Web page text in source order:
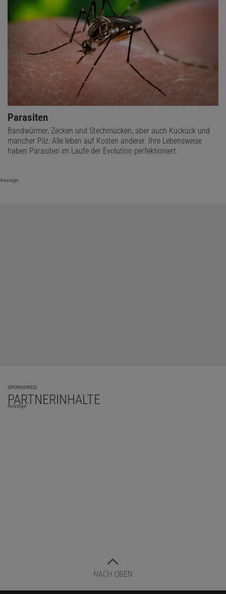
Parasiten
Bandwürmer, Zecken und Stechmücken, aber auch Kuckuck und
mancher Pilz: Alle leben auf Kosten anderer. Ihre Lebensweise
haben Parasiten im Laufe der Evolution perfektioniert.
Anzeige
SPONSORED
PARTNERINHALTE
Anzeige
NACH OBEN